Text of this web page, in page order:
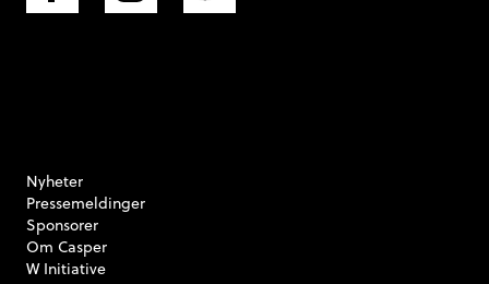
Nyheter
Pressemeldinger
Sponsorer
Om Casper
W Initiative